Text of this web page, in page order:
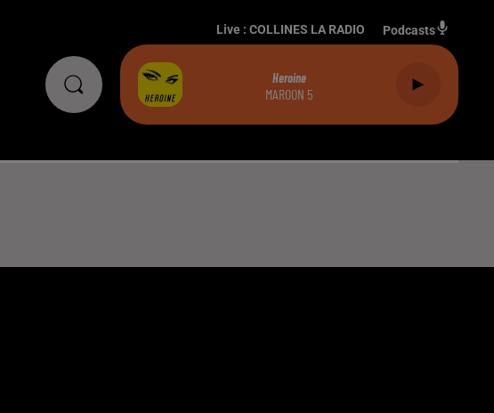
Live : COLLINES LA RADIO Podcasts
Heroine
MAROON 5